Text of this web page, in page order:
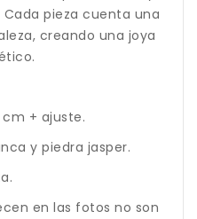
pieza cuenta una
creando una joya
+ ajuste.
y piedra jasper.
en las fotos no son